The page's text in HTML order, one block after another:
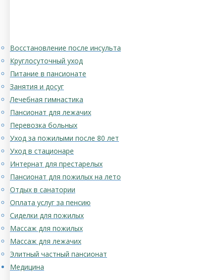
Восстановление после инсульта
Круглосуточный уход
Питание в пансионате
Занятия и досуг
Лечебная гимнастика
Пансионат для лежачих
Перевозка больных
Уход за пожилыми после 80 лет
Уход в стационаре
Интернат для престарелых
Пансионат для пожилых на лето
Отдых в санатории
Оплата услуг за пенсию
Сиделки для пожилых
Массаж для пожилых
Массаж для лежачих
Элитный частный пансионат
Медицина